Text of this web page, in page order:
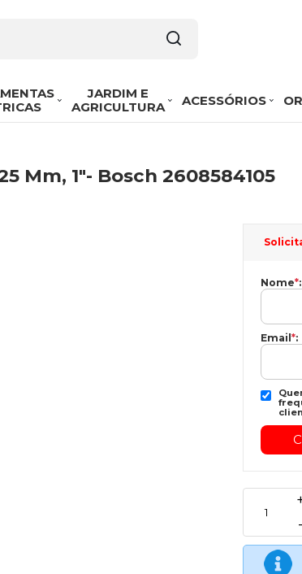
JARDIM E
AGRICULTURA
ACESSÓRIOS
Mm, 1"- Bosch 2608584105
Nome*:
Email *:
-